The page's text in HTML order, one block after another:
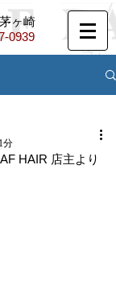
ヶ崎
0939
HAIR 店主より
分